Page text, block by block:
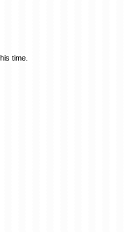
time.